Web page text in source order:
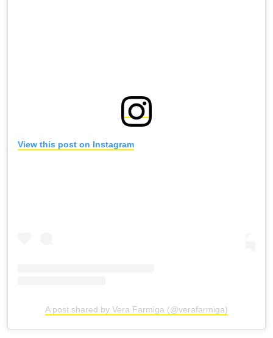
View this post on Instagram
A post shared by Vera Farmiga (@verafarmiga)